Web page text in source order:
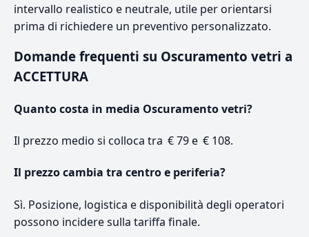
intervallo realistico e neutrale, utile per orientarsi
prima di richiedere un preventivo personalizzato.
Domande frequenti su Oscuramento vetri a
ACCETTURA
Quanto costa in media Oscuramento vetri?
Il prezzo medio si colloca tra € 79 e € 108.
Il prezzo cambia tra centro e periferia?
Sì. Posizione, logistica e disponibilità degli operatori
possono incidere sulla tariffa finale.